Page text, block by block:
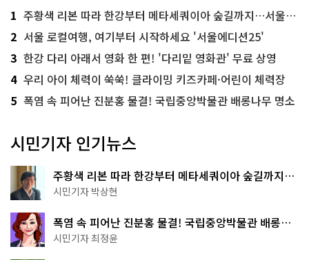
1 주황색 리본 따라 한강부터 메타세쿼이아 숲길까지…서울둘레길 15코스
2 서울 로컬여행, 여기부터 시작하세요 '서울에디션25'
3 한강 다리 아래서 영화 한 편! '다리밑 영화관' 무료 상영
4 우리 아이 체력이 쑥쑥! 클라이밍 키즈카페·어린이 체력장
5 폭염 속 피어난 진분홍 물결! 국립중앙박물관 배롱나무 명소
시민기자 인기뉴스
주황색 리본 따라 한강부터 메타세쿼이아 숲길까지…
서울둘레길 15코스
시민기자 박상현
폭염 속 피어난 진분홍 물결! 국립중앙박물관 배롱나
무 명소
시민기자 최정윤